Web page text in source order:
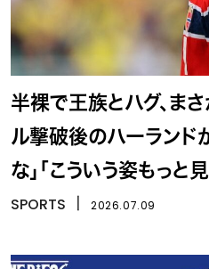
半裸で王族とハグ、ま
ル撃破後のハーランド
な」「こういう姿もっと
SPORTS 2026.07.09